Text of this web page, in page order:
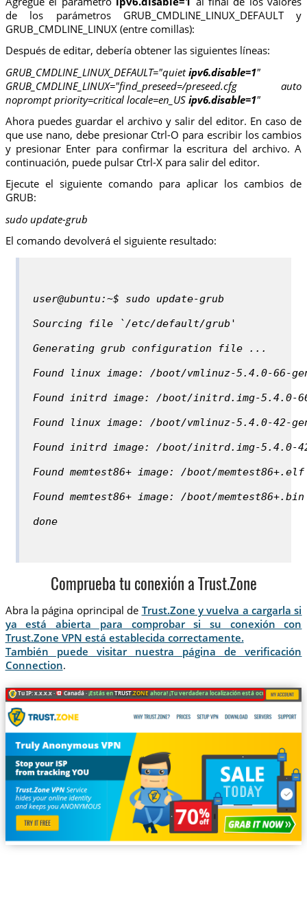
de los parámetros GRUB_CMDLINE_LINUX_DEFAULT y
GRUB_CMDLINE_LINUX (entre comillas):
Después de editar, debería obtener las siguientes líneas:
GRUB_CMDLINE_LINUX_DEFAULT="quietipv6.disable=1"
GRUB_CMDLINE_LINUX="find_preseed=/preseed.cfg auto
noprompt priority=critical locale=en_US ipv6.disable=1"
Ahora puedes guardar el archivo y salir del editor. En caso de
que use nano, debe presionar Ctrl-O para escribir los cambios
y presionar Enter para confirmar la escritura del archivo. A
continuación, puede pulsar Ctrl-X para salir del editor.
Ejecute el siguiente comando para aplicar los cambios de
GRUB:
sudo update-grub
El comando devolverá el siguiente resultado:
user@ubuntu:~$ sudo update-grub
Sourcing file `/etc/default/grub'
Generating grub configuration file ...
Found linux image: /boot/vmlinuz-5.4.0-66-
Found initrd image: /boot/initrd.img-5.4.0-
Found linux image: /boot/vmlinuz-5.4.0-42-
Found initrd image: /boot/initrd.img-5.4.0-
Found memtest86+ image: /boot/memtest86+.elf
Found memtest86+ image: /boot/memtest86+.bin
done
Comprueba tu conexión a Trust.Zone
Abra la página oprincipal de Trust.Zone y vuelva a cargarla si
ya está abierta para comprobar si su conexión con
Trust.Zone VPN está establecida correctamente.
También puede visitar nuestra página de verificación
Connection.
Tu IP: x.x.x.x · Canadá ·¡Estás enTRUST.ZONEahora! ¡Tu verdadera localización está oculta!